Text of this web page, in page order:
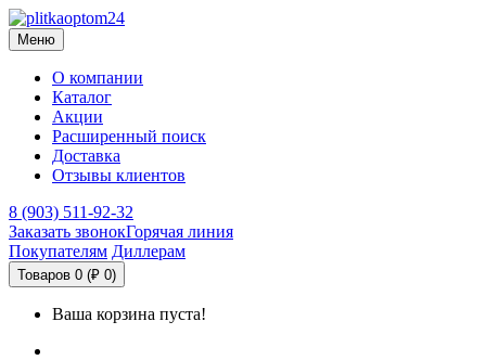
Меню
О компании
Каталог
Акции
Расширенный поиск
Доставка
Отзывы клиентов
8 (903) 511-92-32
Заказать звонокГорячая линия
Покупателям Диллерам
Товаров 0 (₽ 0)
Ваша корзина пуста!